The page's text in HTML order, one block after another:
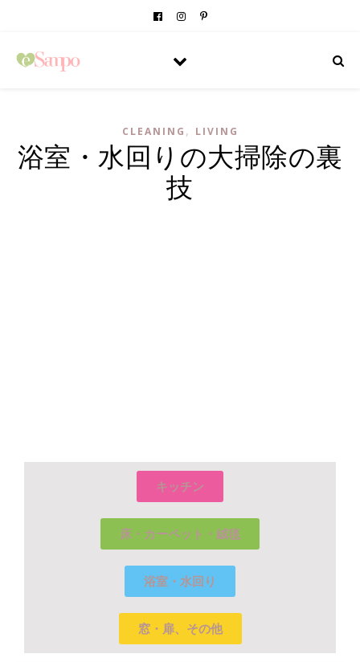
CLEANING , LIVING
浴室・水回りの大掃除の裏
技
キッチン
床・カーペット・絨毯
浴室・水回り
窓・扉、その他